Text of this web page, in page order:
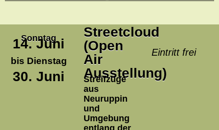
Sonntag
14. Juni
bis Dienstag
30. Juni
Streetcloud
(Open
Air
Ausstellung)
Streifzüge
aus
Neuruppin
und
Umgebung
entlang der
Eintritt frei